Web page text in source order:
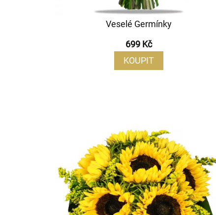
Veselé Germínky
699 Kč
KOUPIT